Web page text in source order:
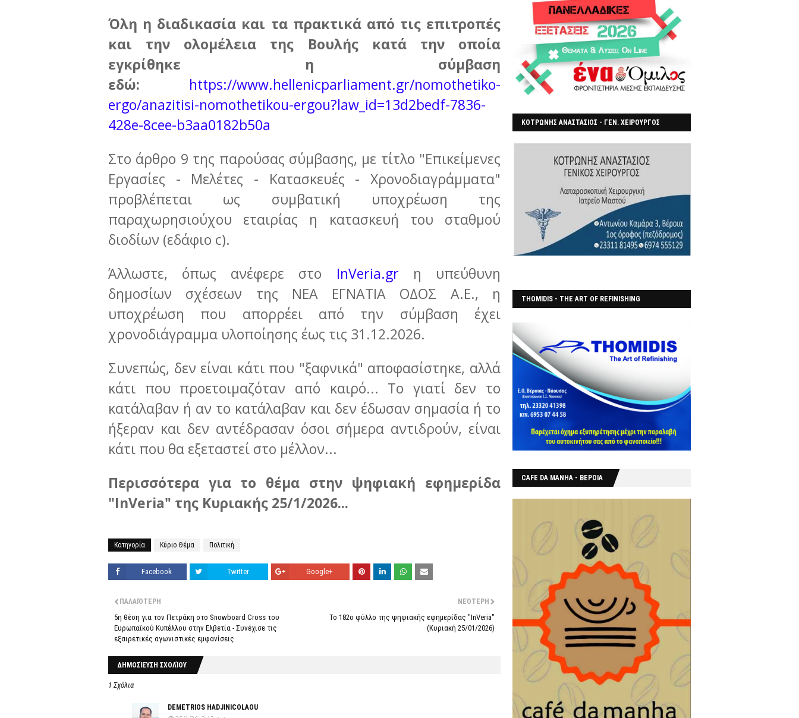
Όλη η διαδικασία και τα πρακτικά από τις επιτροπές
και την ολομέλεια της Βουλής κατά την οποία
εγκρίθηκε η σύμβαση
εδώ:
https://www.hellenicparliament.gr/nomothetiko-
ergo/anazitisi-nomothetikou-ergou?law_id=13d2bedf-7836-
428e-8cee-b3aa0182b50a
Στο άρθρο 9 της παρούσας σύμβασης, με τίτλο "Επικείμενες
Εργασίες - Μελέτες - Κατασκευές - Χρονοδιαγράμματα"
προβλέπεται ως συμβατική υποχρέωση της
παραχωρησιούχου εταιρίας η κατασκευή του σταθμού
διοδίων (εδάφιο c).
Άλλωστε, όπως ανέφερε στο InVeria.gr η υπεύθυνη
δημοσίων σχέσεων της ΝΕΑ ΕΓΝΑΤΙΑ ΟΔΟΣ Α.Ε., η
υποχρέωση που απορρέει από την σύμβαση έχει
χρονοδιάγραμμα υλοποίησης έως τις 31.12.2026.
Συνεπώς, δεν είναι κάτι που "ξαφνικά" αποφασίστηκε, αλλά
κάτι που προετοιμαζόταν από καιρό... Το γιατί δεν το
κατάλαβαν ή αν το κατάλαβαν και δεν έδωσαν σημασία ή το
ήξεραν και δεν αντέδρασαν όσοι σήμερα αντιδρούν, είναι
κάτι που θα εξεταστεί στο μέλλον...
Περισσότερα για το θέμα στην ψηφιακή εφημερίδα
"InVeria" της Κυριακής 25/1/2026...
Κατηγορία Κύριο Θέμα Πολιτική
Facebook Twitter Google+
ΝΕΌΤΕΡΗ
Το 182ο φύλλο της ψηφιακής εφημερίδας "InVeria"
(Κυριακή 25/01/2026)
ΠΑΛΑΙΌΤΕΡΗ
5η θέση για τον Πετράκη στο Snowboard Cross του
Ευρωπαϊκού Κυπέλλου στην Ελβετία - Συνέχισε τις
εξαιρετικές αγωνιστικές εμφανίσεις
ΔΗΜΟΣΊΕΥΣΗ ΣΧΟΛΊΟΥ
1 Σχόλια
DEMETRIOS HADJINICOLAOU
ΚΟΤΡΩΝΗΣ ΑΝΑΣΤΑΣΙΟΣ - ΓΕΝ. ΧΕΙΡΟΥΡΓΟΣ
THOMIDIS - THE ART OF REFINISHING
CAFE DA MANHA - ΒΕΡΟΙΑ